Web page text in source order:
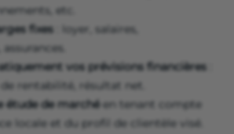
etc.
fixes : loyer, salaires,
vos prévisions financières
rentabilité, résultat net.
étude de marchéen tenant compte
locale et du profil de clientèle visé.